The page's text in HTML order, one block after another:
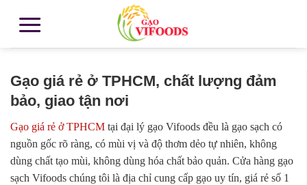
Gạo giá rẻ ở TPHCM, chất lượng đảm
bảo, giao tận nơi
Gạo giá rẻ ở TPHCM tại đại lý gạo Vifoods đều là gạo sạch có
nguồn gốc rõ ràng, có mùi vị và độ thơm dẻo tự nhiên, không
dùng chất tạo mùi, không dùng hóa chất bảo quản. Cửa hàng gạo
sạch Vifoods chúng tôi là địa chỉ cung cấp gạo uy tín, giá rẻ số 1